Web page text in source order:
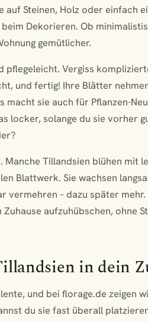
auf Steinen, Holz oder einfach
Dekorieren. Ob
gemütlicher.
pflegeleicht. Vergiss
und fertig! Ihre Blätter
macht sie auch für Pflanzen-
locker, solange du sie vorher
Manche Tillandsien blühen mit
Blattwerk. Sie wachsen
vermehren – dazu später
aufzuhübschen, ohne
in dein
und bei florage.de zeigen
du sie fast überall